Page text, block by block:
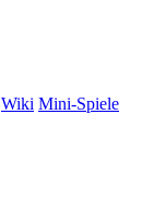
Wiki Mini-Spiele